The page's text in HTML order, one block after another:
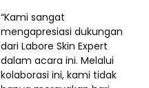
“Kami sangat
mengapresiasi dukungan
dari Labore Skin Expert
dalam acara ini. Melalui
kolaborasi ini, kami tidak